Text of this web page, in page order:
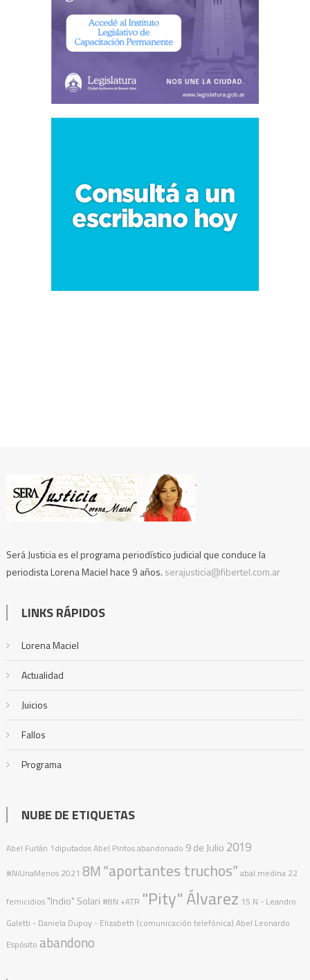
Será Justicia es el programa periodístico judicial que conduce la
periodista Lorena Maciel hace 9 años. serajusticia@fibertel.com.ar
LINKS RÁPIDOS
Lorena Maciel
Actualidad
Juicios
Fallos
Programa
NUBE DE ETIQUETAS
Abel Furlán 1diputadosAbel Pintosabandonado 9 de Julio 2019
#NiUnaMenos 2021 8M “aportantes truchos” abal medina 22
femicidios "Indio" Solari #8N +ATR "Pity" Álvarez 15 N - Leandro
Galetti - Daniela Dupuy - Elizabeth (comunicación telefónica) Abel Leonardo
Espósito abandono